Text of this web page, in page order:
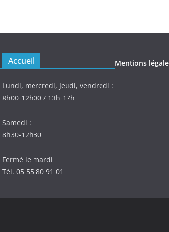
Accueil
Lundi, mercredi, Jeudi, vendredi :
8h00-12h00 / 13h-17h
Samedi :
8h30-12h30
Fermé le mardi
Tél. 05 55 80 91 01
Mentions